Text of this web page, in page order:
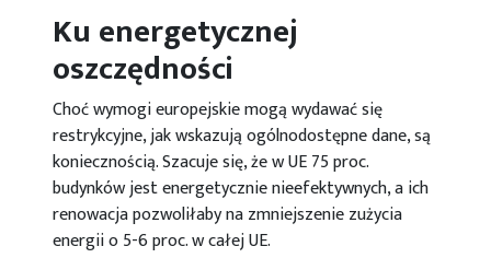
Ku energetycznej
oszczędności
Choć wymogi europejskie mogą wydawać się
restrykcyjne, jak wskazują ogólnodostępne dane, są
koniecznością. Szacuje się, że w UE 75 proc.
budynków jest energetycznie nieefektywnych, a ich
renowacja pozwoliłaby na zmniejszenie zużycia
energii o 5-6 proc. w całej UE.